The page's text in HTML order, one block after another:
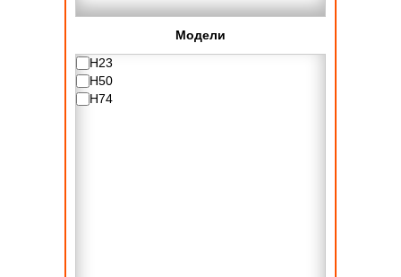
Модели
H23
H50
H74